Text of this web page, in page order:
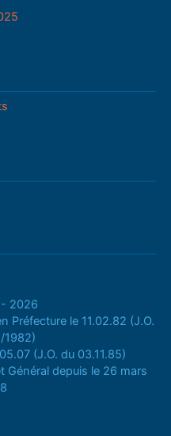
2026
Préfecture le 11.02.82 (J.O.
1982)
(J.O. du 03.11.85)
Général depuis le 26 mars